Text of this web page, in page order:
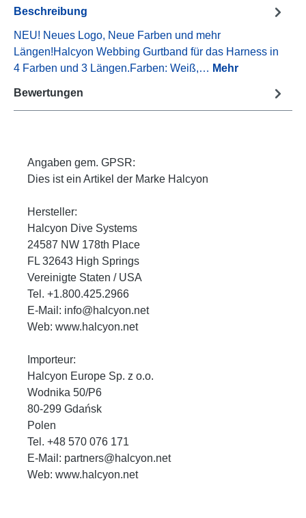
Beschreibung
NEU! Neues Logo, Neue Farben und mehr
Längen!Halcyon Webbing Gurtband für das Harness in
4 Farben und 3 Längen.Farben: Weiß,… Mehr
Bewertungen
Angaben gem. GPSR:
Dies ist ein Artikel der Marke Halcyon
Hersteller:
Halcyon Dive Systems
24587 NW 178th Place
FL 32643 High Springs
Vereinigte Staten / USA
Tel. +1.800.425.2966
E-Mail: info@halcyon.net
Web: www.halcyon.net
Importeur:
Halcyon Europe Sp. z o.o.
Wodnika 50/P6
80-299 Gdańsk
Polen
Tel. +48 570 076 171
E-Mail: partners@halcyon.net
Web: www.halcyon.net